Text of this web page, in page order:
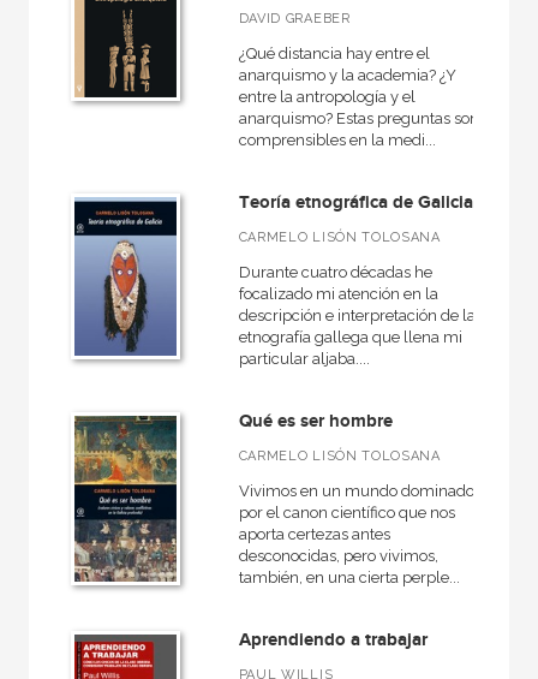
DAVID GRAEBER
¿Qué distancia hay entre el
anarquismo y la academia? ¿Y
entre la antropología y el
anarquismo? Estas preguntas son
comprensibles en la medi...
Teoría etnográfica de Galicia
CARMELO LISÓN TOLOSANA
Durante cuatro décadas he
focalizado mi atención en la
descripción e interpretación de la
etnografía gallega que llena mi
particular aljaba....
Qué es ser hombre
CARMELO LISÓN TOLOSANA
Vivimos en un mundo dominado
por el canon científico que nos
aporta certezas antes
desconocidas, pero vivimos,
también, en una cierta perple...
Aprendiendo a trabajar
PAUL WILLIS